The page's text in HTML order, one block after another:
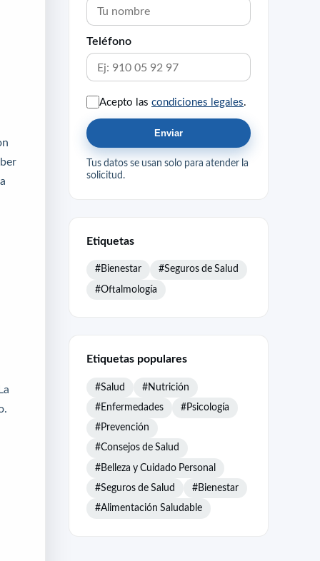
Teléfono
Acepto las condiciones legales
Enviar
Tus datos se usan solo para atender la
solicitud.
Etiquetas
#Bienestar #Seguros de Salud
#Oftalmología
Etiquetas populares
#Salud #Nutrición
#Enfermedades #Psicología
#Prevención
#Consejos de Salud
#Belleza y Cuidado Personal
#Seguros de Salud #Bienestar
#Alimentación Saludable